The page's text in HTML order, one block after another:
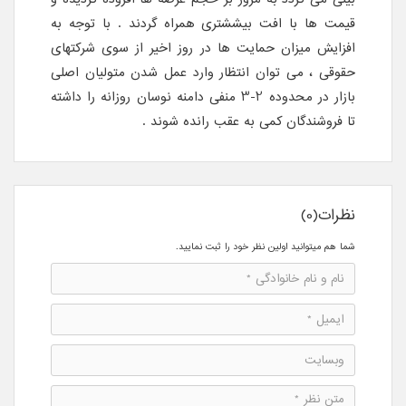
قیمت ها با افت بیششتری همراه گردند . با توجه به
افزایش میزان حمایت ها در روز اخیر از سوی شرکتهای
حقوقی ، می توان انتظار وارد عمل شدن متولیان اصلی
بازار در محدوده 2-3 منفی دامنه نوسان روزانه را داشته
تا فروشندگان کمی به عقب رانده شوند .
نظرات(0)
شما هم میتوانید اولین نظر خود را ثبت نمایید.